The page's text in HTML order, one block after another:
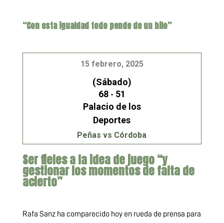
“Con esta igualdad todo pende de un hilo”
15 febrero, 2025
(Sábado)
68- 51
Palacio de los
Deportes
Peñas vs Córdoba
Ser fieles a la idea de juego “y
gestionar los momentos de falta de
acierto”
Rafa Sanz ha comparecido hoy en rueda de prensa para